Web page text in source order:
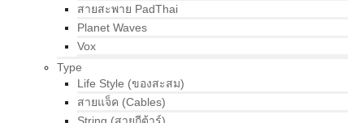
สายสะพาย PadThai
Planet Waves
Vox
Type
Life Style (ของสะสม)
สายแจ็ค (Cables)